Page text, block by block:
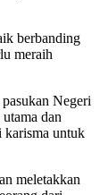
berbanding
meraih
Negeri
dan
karisma untuk
meletakkan